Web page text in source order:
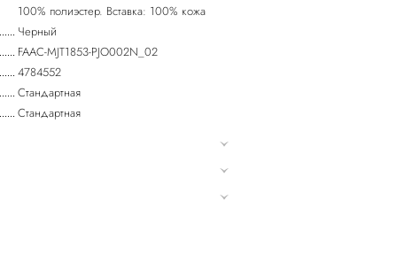
100% полиэстер. Вставка: 100% кожа
Черный
FAAC-MJT1853-PJO002N_02
4784552
Стандартная
Стандартная